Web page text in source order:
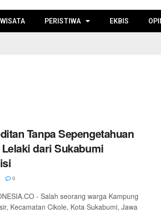
PERISTIWA EKBIS
Tanpa Sepengetahuan
dari Sukabumi
0
- Salah seorang warga Kampung
Kecamatan Cikole, Kota Sukabumi, Jawa